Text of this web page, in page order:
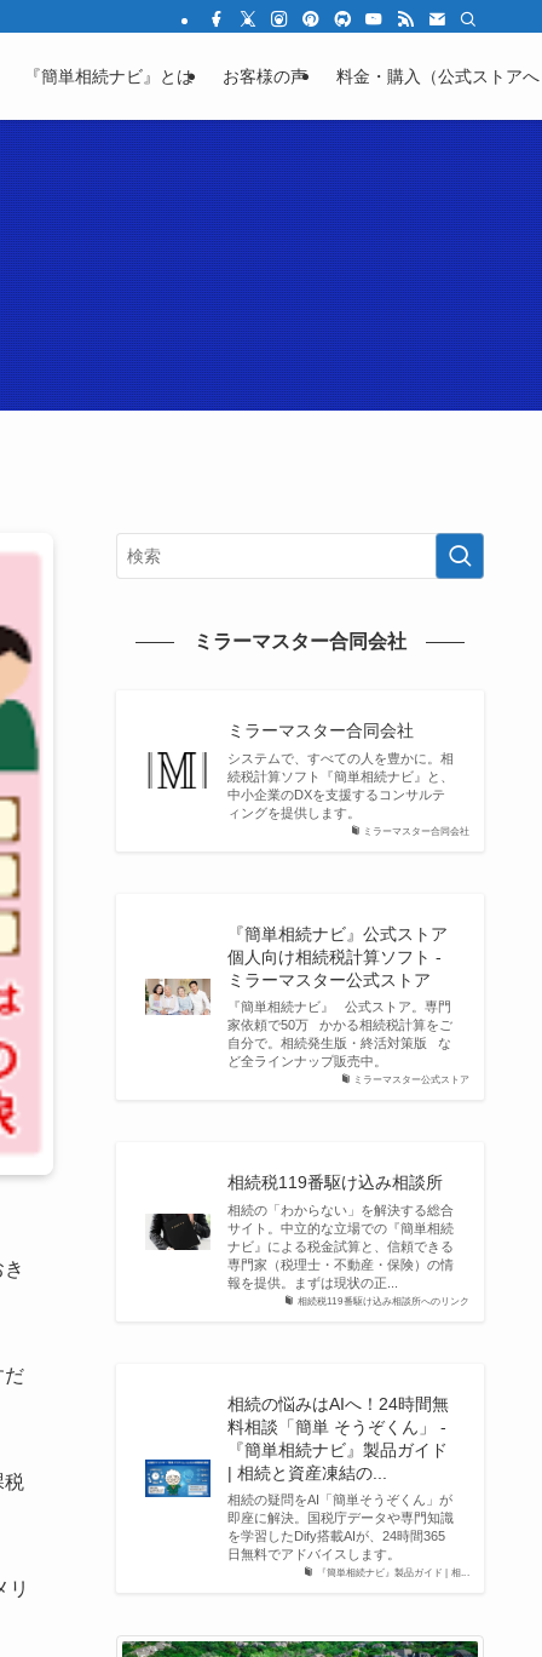
不安を「わかる」に変える教育サイト
『簡単相続ナビ』とは お客様の声 料金・購入（公式ストア
だ
税
リ
ミラーマスター合同会社
ミラーマスター合同会社
ミラーマスター合同会社
システムで、すべての人を豊かに。相
続税計算ソフト『簡単相続ナビ』と、
中小企業のDXを支援するコンサルテ
ィングを提供します。
ミラーマスター公式ストア
『簡単相続ナビ』公式ストア
個人向け相続税計算ソフト -
ミラーマスター公式ストア
『簡単相続ナビ』 公式ストア。専門
家依頼で50万 かかる相続税計算をご
自分で。相続発生版・終活対策版 な
ど全ラインナップ販売中。
相続税119番駆け込み相談所へのリンク
相続税119番駆け込み相談所
相続の「わからない」を解決する総合
サイト。中立的な立場での『簡単相続
ナビ』による税金試算と、信頼できる
専門家（税理士・不動産・保険）の情
報を提供。まずは現状の正...
『簡単相続ナビ』製品ガイド | 相...
相続の悩みはAIへ！24時間無
料相談「簡単 そうぞくん」 -
『簡単相続ナビ』製品ガイド
| 相続と資産凍結の...
相続の疑問をAI「簡単そうぞくん」が
即座に解決。国税庁データや専門知識
を学習したDify搭載AIが、24時間365
日無料でアドバイスします。